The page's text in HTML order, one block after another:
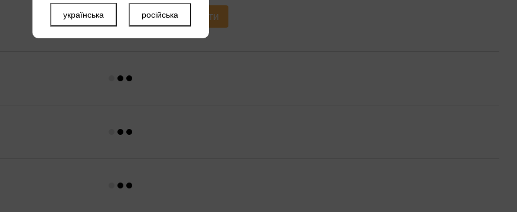
Надіслати
українська російська